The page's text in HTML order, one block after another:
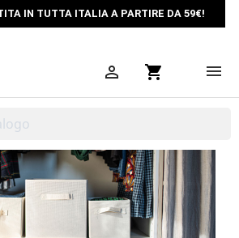
IN TUTTA ITALIA A PARTIRE DA 59€!
 shopping_cart